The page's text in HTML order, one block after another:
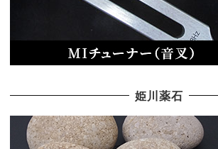
姫川薬石